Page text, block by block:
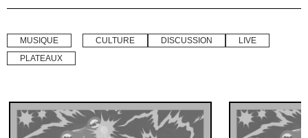
MUSIQUE CULTURE DISCUSSION
LIVE
PLATEAUX